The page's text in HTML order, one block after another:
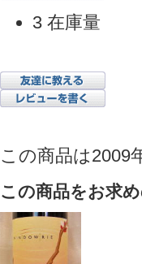
3 在庫量
この商品は2009
この商品をお求